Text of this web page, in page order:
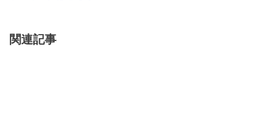
関連記事